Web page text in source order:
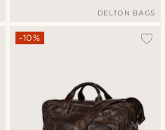
DELTON BAGS
-10%